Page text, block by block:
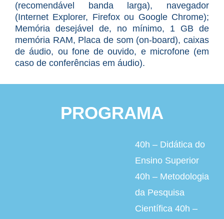
(recomendável banda larga), navegador
(Internet Explorer, Firefox ou Google Chrome);
Memória desejável de, no mínimo, 1 GB de
memória RAM, Placa de som (on-board), caixas
de áudio, ou fone de ouvido, e microfone (em
caso de conferências em áudio).
PROGRAMA
40h – Didática do
Ensino Superior
40h – Metodologia
da Pesquisa
Científica 40h –